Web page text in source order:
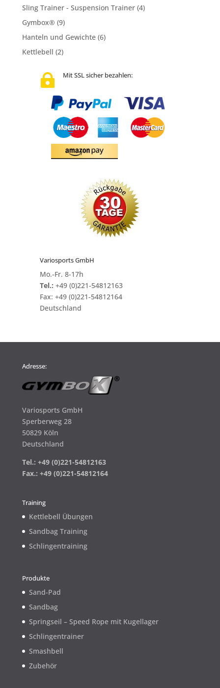
Sling Trainer - Suspension Trainer (4)
Gymbox® (9)
Hanteln und Gewichte (6)
Kettlebell (2)
 Mit SSL sicher bezahlen:
Variosports GmbH
Mo.-Fr. 8-17h
Tel.: +49 (0)221-54812163
Fax: +49 (0)221-54812164
Deutschland
Adresse:
Variosports GmbH
Sperberweg 28
50829 Köln
Deutschland
Tel.: +49 (0)221-54812163
Fax.: +49 (0)221-54812164
Training
Kettlebell Übungen
Sandbag Training
Schlingentraining
Produkte
Sand-Pad
Sandbag
Springseil – Speed Rope mit Kugellager
Schlingentrainer
Smashbell
Zubehör